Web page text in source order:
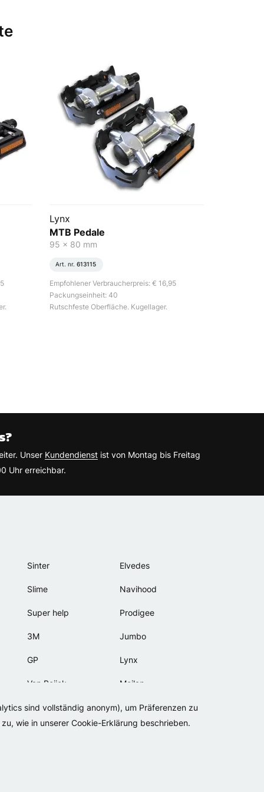
sind vollständig anonym), um Präferenzen zu
wie in unserer Cookie-Erklärung beschrieben.
Lynx
MTB Pedale
95 x 80 mm
Art. nr. 613115
Empfohlener Verbraucherpreis: € 16,95
Packungseinheit: 40
Rutschfeste Oberfläche. Kugellager.
Unser Kundendienst ist von Montag bis Freitag
Uhr erreichbar.
Sinter
Slime
Super help
3M
GP
Van Beijck
Bellelli
Elvedes
Navihood
Prodigee
Jumbo
Lynx
Meilan
Motip